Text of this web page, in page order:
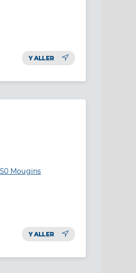
Y ALLER
Mougins
Y ALLER